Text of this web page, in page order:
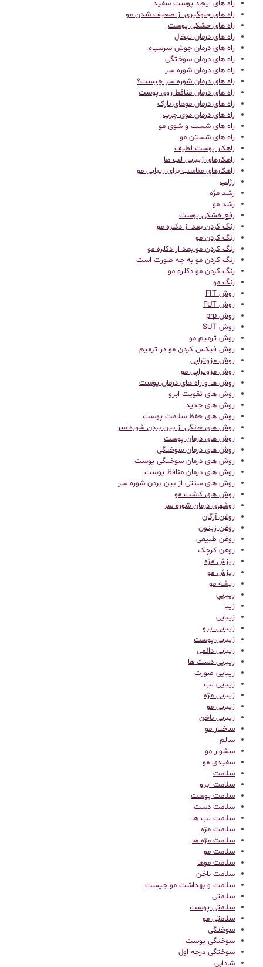
راه های ایجاد پوست سفید
راه های جلوگیری از ضعیف شدن مو
راه های خشکی پوست
راه های درمان تبخال
راه های درمان جوش سرسیاه
راه های درمان سوختگی
راه های درمان شوره سر
راه های درمان شوره سر چیست؟
راه های درمان منافظ روی پوست
راه های درمان موهای نازک
راه های درمان موی چرب
راه های شست و شوی مو
راه های شستن مو
راهکار پوست لطیف
راهکارهای زیبایی لب ها
راهکارهای مناسب برای زیبایی مو
رژلب
رشد مژه
رشد مو
رفع خشکی پوست
رنگ کردن بعد از دکلره مو
رنگ کردن مو
رنگ کردن مو بعد از دکلره مو
رنگ کردن مو به چه صورت است
رنگ کردن مو دکلره مو
رنگ مو
روش FIT
روش FUT
روش prp
روش SUT
روش ترمیم مو
روش فیکس کردن مو در ترمیم
روش مزوتراپی
روش مزوتراپی مو
روش ها و راه های درمان پوست
روش های تقویت ابرو
روش های جدید
روش های حفظ سلامت پوست
روش های خانگی از بین بردن شوره سر
روش های درمان پوست
روش های درمان سوختگی
روش های درمان سوختگی پوست
روش های درمان منافظ پوست
روش های سنتی از بین بردن شوره سر
روش های کاشت مو
روشهای درمان شوره سر
روغن آرگان
روغن زیتون
روغن طبیعی
روغن کرچک
ریزش مژه
ریزش مو
ریشه مو
زيبايي
زیبا
زیبایی
زیبایی ابرو
زیبایی پوست
زیبایی دائمی
زیبایی دست ها
زیبایی صورت
زیبایی لب
زیبایی مژه
زیبایی مو
زیبایی ناخن
ساختار مو
سالم
سشوار مو
سفیدی مو
سلامت
سلامت ابرو
سلامت پوست
سلامت دست
سلامت لب ها
سلامت مژه
سلامت مژه ها
سلامت مو
سلامت موها
سلامت ناخن
سلامت و بهداشت مو چیست
سلامتی
سلامتی پوست
سلامتی مو
سوختگی
سوختگی پوست
سوختگی درجه اول
شادابی